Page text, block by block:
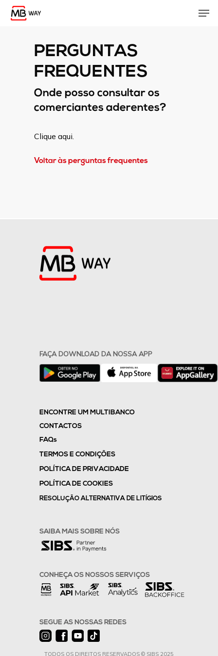
Skip
PERGUNTAS
FREQUENTES
Onde posso consultar os
comerciantes aderentes?
Clique aqui.
Voltar às perguntas frequentes
FAÇA DOWNLOAD DA NOSSA APP
ENCONTRE UM MULTIBANCO
CONTACTOS
FAQs
TERMOS E CONDIÇÕES
POLÍTICA DE PRIVACIDADE
POLÍTICA DE COOKIES
RESOLUÇÃO ALTERNATIVA DE LITÍGIOS
SAIBA MAIS SOBRE NÓS
CONHEÇA OS NOSSOS SERVIÇOS
SEGUE AS NOSSAS REDES
TODOS OS DIREITOS RESERVADOS © SIBS 2025